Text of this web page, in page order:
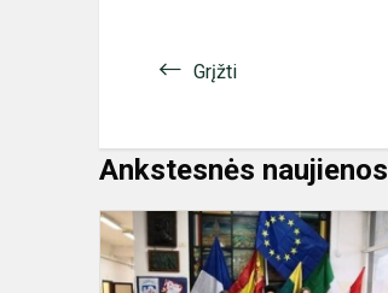
Grįžti
Ankstesnės naujienos